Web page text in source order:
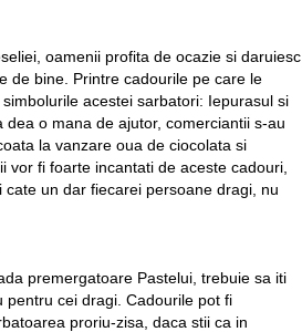
oamenii profita de ocazie si daruiesc
de bine. Printre cadourile pe care le
acestei sarbatori: Iepurasul si
o mana de ajutor, comerciantii s-au
la vanzare oua de ciocolata si
vor fi foarte incantati de aceste cadouri,
un dar fiecarei persoane dragi, nu
premergatoare Pastelui, trebuie sa iti
cei dragi. Cadourile pot fi
proriu-zisa, daca stii ca in